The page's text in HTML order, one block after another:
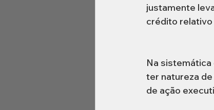
justamente
crédito relativo
Na sistemática
ter natureza
de ação